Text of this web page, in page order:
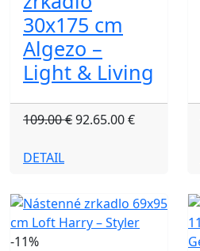
30x175 cm
Algezo –
Light & Living
109.00 €92.65.00 €
DETAIL
-11%